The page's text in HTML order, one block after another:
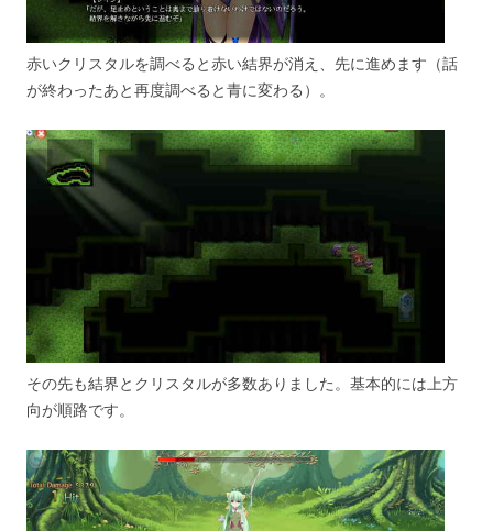
赤いクリスタルを調べると赤い結界が消え、先に進めます（話
が終わったあと再度調べると青に変わる）。
その先も結界とクリスタルが多数ありました。基本的には上方
向が順路です。